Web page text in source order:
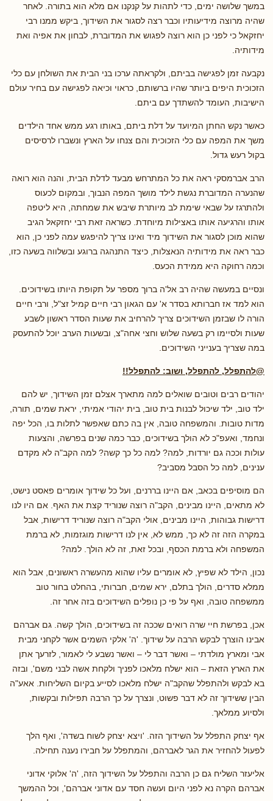
במשך שלושה ימים, כדי לתהות על קנקנו אם מלא הוא בתורה. לאחר
שהיה מרוצה מידיעותיו וכבר רצה לסגור את השידוך, ביקש ממנו רבי
יחזקאל כי לפני כן הוא רוצה לפגוש את המדוברת, לבחון את אפיה ואת
מידותיה.
נקבעה זמן לפגישה בביתם, ולקראתה ערכו בני הבית את השולחן עם כלי
הזכוכית היפים ביותר שהיו ברשותם, כראוי וכיאה לפגישה עם בחיר עולם
הישיבות, העומד להשתדך עם ביתם.
כאשר נקש החתן המיועד על דלת ביתם, באותו רגע ממש אחד הילדים
משך את המפה עם כלי הזכוכית והם צנחו על הארץ ונשברו לרסיסים
בקול רעש גדול.
הרב אברמסקי ראה את כל המתרחש מבעד לדלת הבית, והנה הוא רואה
שהנערה המדוברת נגשת לילד מושך המפה הנבוך, ובמקום לכעוס
ולהתרגז על שבאי שימת לב מיותרת שיבש את שמחתה, היא ליטפה
אותו והרגיעה אותו באצילות מיוחדת. כשראה זאת רבי יחזקאל הגיב
שהוא מוכן לסגור את השידוך מיד ואינו צריך להיפגש עמה לפני כן, הוא
כבר ראה את מידותיה הנאצלות, כיצד התנהגה ברוגע ובשלווה בשעה כזו,
וכמה רחוקה היא ממידת הכעס.
ונסיים במעשה שהיה רב אל'ה ברוך מספר על תקופת היותו בשידוכים.
הוא למד אז חברותא בסדר א' עם הגאון רבי חיים קמיל זצ"ל, ורבי חיים
הורה לו שבזמן השידוכים צריך להרחיב את שעות הסדר ראשון לשבע
שעות ולסיימו רק בשעה שלוש וחצי אחה"צ, ובשעות הערב יוכל להתעסק
במה שצריך בענייני השידוכים.
@להתפלל, להתפלל, ושוב: להתפלל!!
יהודים רבים וטובים שואלים למה מתארך אצלם זמן השידוך, יש להם
ילד טוב, ילד שיכול לבנות בית טוב, בית יהודי אמיתי, יראת שמים, תורה,
מדות טובות. והמשפחה טובה, אין בה כתם שאפשר לתלות בו, הכל יפה
ונחמד, ואעפ"כ לא הולך בשידוכים, כבר כמה שנים בפרשה, והצעות
עולות וככה גם יורדות, למה? למה כל כך קשה? למה הקב"ה לא מקדם
ענינים, למה כל הסבל מסביב?
הם מוסיפים בכאב, אם היינו בררנים, ועל כל שידוך אומרים פאסט נישט,
לא מתאים, היינו מבינים, הקב"ה רוצה שנוריד קצת את האף. אם היו לנו
דרישות גבוהות, היינו מבינים, אולי הקב"ה רוצה שנוריד דרישות, אבל
במקרה הזה זה לא כך, ממש לא, אין לנו דרישות מוגזמות, לא ברמת
המשפחה ולא ברמת הכסף, ובכל זאת, זה לא הולך. למה?
נכון, הילד לא שפיץ, לא אומרים עליו שהוא מהעשרה ראשונים, אבל הוא
ממלא סדרים, הולך בתלם, ירא שמים, חברותי, בהחלט בחור טוב
ממשפחה טובה, ואף על פי כן נופלים השידוכים בזה אחר זה.
אכן, בפרשת חיי שרה רואים שככה זה בשידוכים, הולך קשה. גם אברהם
אבינו הוצרך לבקש הרבה על שידוך. 'ה' אלקי השמים אשר לקחני מבית
אבי ומארץ מולדתי – ואשר דבר לי – ואשר נשבע לי לאמור, לזרעך אתן
את הארץ הזאת – הוא ישלח מלאכו לפניך ולקחת אשה לבני משם', ובזה
בא לבקש ולהתפלל שהקב"ה ישלח מלאכו לסייע בקיום השליחות. אאע"ה
הבין ששידוך זה לא דבר פשוט, ונצרך על כך הרבה תפילות ובקשות,
ולסיוע ממלאך.
אף יצחק התפלל על השידוך הזה. 'ויצא יצחק לשוח בשדה', ואף הלך
לפעול להחזיר את הגר לאברהם, והמתפלל על חבירו נענה תחילה.
אליעזר השליח גם כן הרבה והתפלל על השידוך הזה, 'ה' אלוקי אדוני
אברהם הקרה נא לפני היום ועשה חסד עם אדוני אברהם', וכל ההמשך